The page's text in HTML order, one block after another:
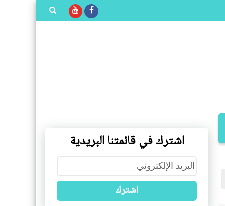
اشترك في قائمتنا البريدية
اشترك